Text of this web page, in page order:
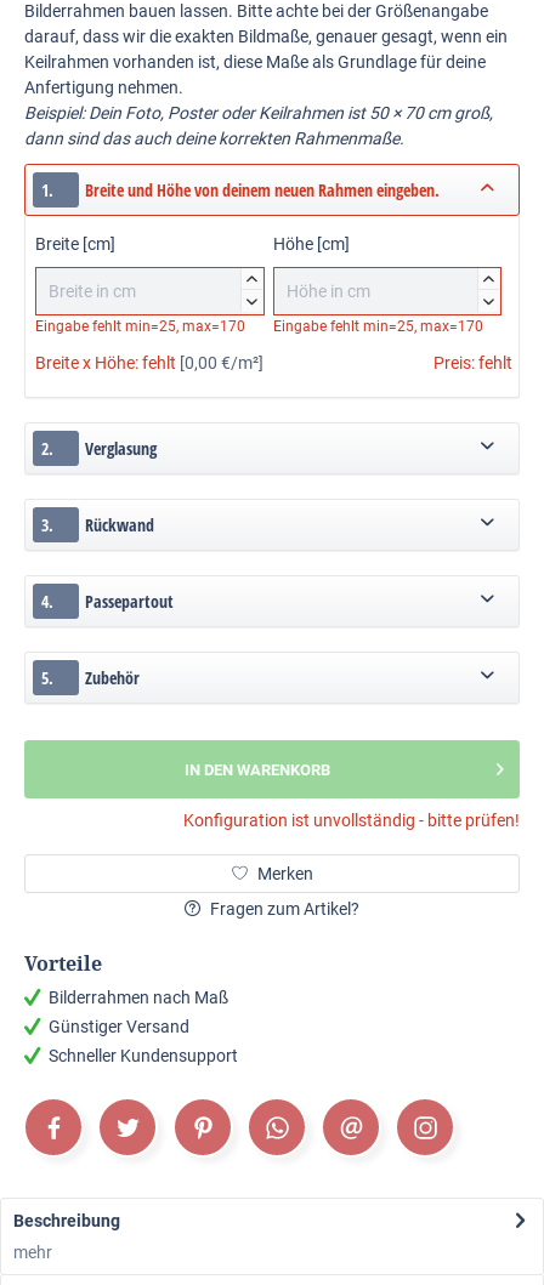
Bilderrahmen bauen lassen. Bitte achte bei der Größenangabe
darauf, dass wir die exakten Bildmaße, genauer gesagt, wenn ein
Keilrahmen vorhanden ist, diese Maße als Grundlage für deine
Anfertigung nehmen.
Beispiel: Dein Foto, Poster oder Keilrahmen ist 50 × 70 cm groß,
dann sind das auch deine korrekten Rahmenmaße.
1. Breite und Höhe von deinem neuen Rahmen eingeben.
Breite [cm]


Höhe [cm]


Eingabe fehlt min=25, max=170 Eingabe fehlt min=25, max=170
Breite x Höhe:fehlt [0,00 €/m²] Preis:fehlt
2. Verglasung
3. Rückwand
4. Passepartout
5. Zubehör
IN DEN WARENKORB
Konfiguration ist unvollständig - bitte prüfen!
Merken
Fragen zum Artikel?
Vorteile
Bilderrahmen nach Maß
Günstiger Versand
Schneller Kundensupport
Beschreibung
mehr